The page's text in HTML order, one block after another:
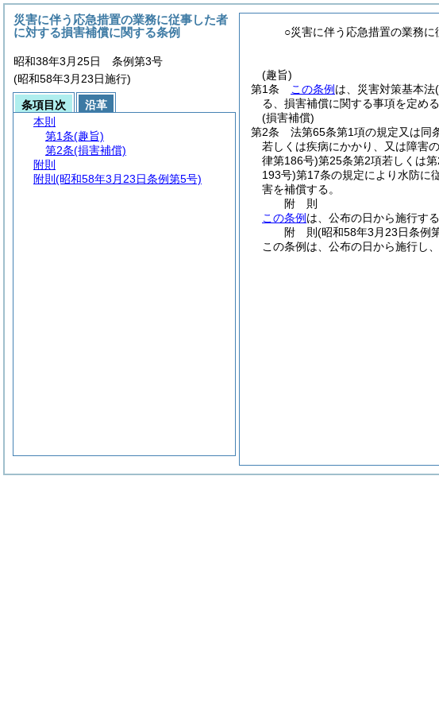
○災害に伴う応急措置の業務
(趣旨)
第1条
この条例 は、災害対策基本法
る、損害補償に関する事項を定める
(損害補償)
第2条
法第65条第1項の規定又は同
若しくは疾病にかかり、又は障害
律第186号)第25条第2項若しくは
193号)第17条の規定により水防に
害を補償する。
附 則
この条例 は、公布の日から施行する
附 則(昭和58年3月23日条例
この条例は、公布の日から施行し
災害に伴う応急措置の業務に従事した者
に対する損害補償に関する条例
昭和38年3月25日 条例第3号
(昭和58年3月23日施行)
条項目次
沿革
本則
第1条(趣旨)
第2条(損害補償)
附則
附則 (昭和58年3月23日条例第5号)